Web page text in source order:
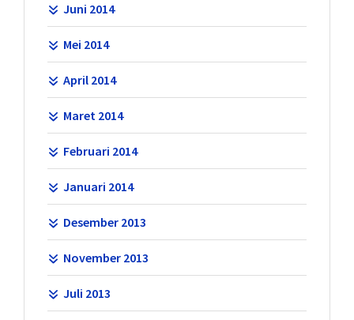
Juni 2014
Mei 2014
April 2014
Maret 2014
Februari 2014
Januari 2014
Desember 2013
November 2013
Juli 2013